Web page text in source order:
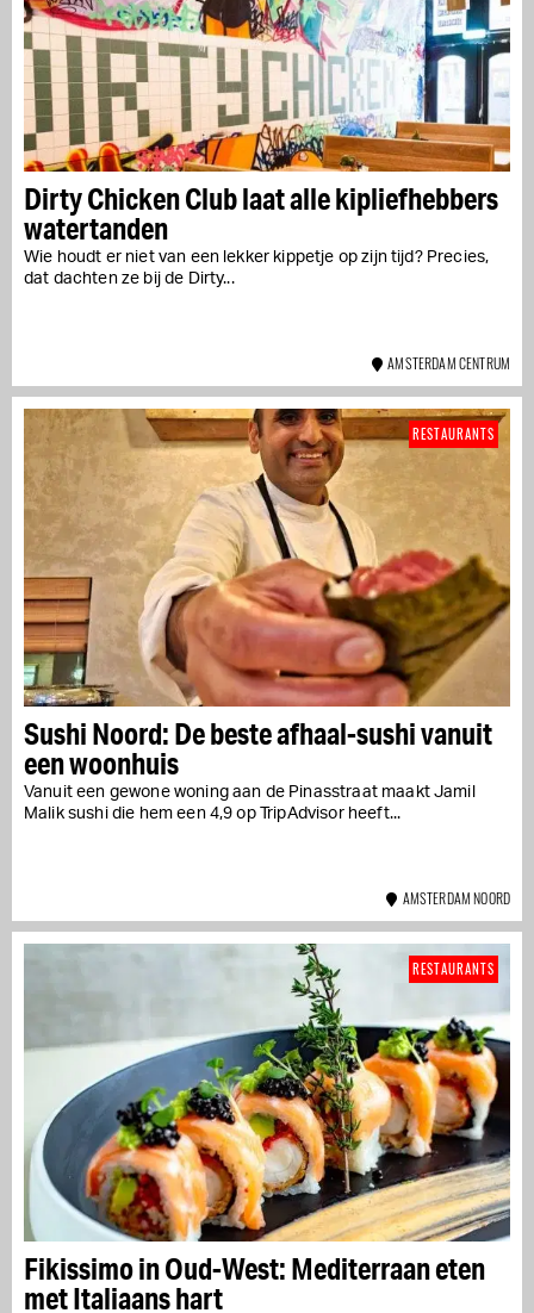
Dirty Chicken Club laat alle kipliefhebbers
watertanden
Wie houdt er niet van een lekker kippetje op zijn tijd? Precies,
dat dachten ze bij de Dirty...
AMSTERDAM CENTRUM
Sushi Noord: De beste afhaal-sushi vanuit
een woonhuis
Vanuit een gewone woning aan de Pinasstraat maakt Jamil
Malik sushi die hem een 4,9 op TripAdvisor heeft...
RESTAURANTS
AMSTERDAM NOORD
Fikissimo in Oud-West: Mediterraan eten
met Italiaans hart
RESTAURANTS